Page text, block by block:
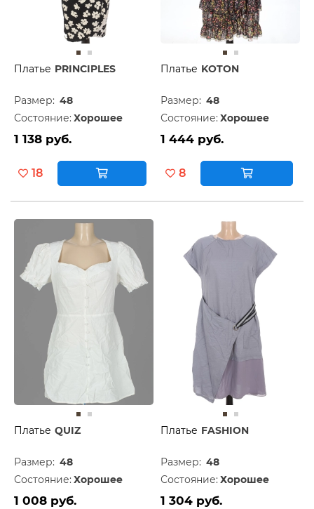
Платье PRINCIPLES
Размер: 48
Состояние: Хорошее
1 138 руб.
18
Платье KOTON
Размер: 48
Состояние: Хорошее
1 444 руб.
8
Платье QUIZ
Размер: 48
Состояние: Хорошее
1 008 руб.
Платье FASHION
Размер: 48
Состояние: Хорошее
1 304 руб.